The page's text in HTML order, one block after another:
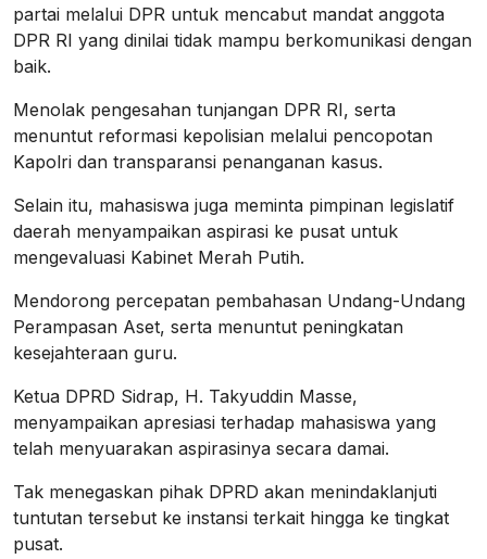
partai melalui DPR untuk mencabut mandat anggota
DPR RI yang dinilai tidak mampu berkomunikasi dengan
baik.
Menolak pengesahan tunjangan DPR RI, serta
menuntut reformasi kepolisian melalui pencopotan
Kapolri dan transparansi penanganan kasus.
Selain itu, mahasiswa juga meminta pimpinan legislatif
daerah menyampaikan aspirasi ke pusat untuk
mengevaluasi Kabinet Merah Putih.
Mendorong percepatan pembahasan Undang-Undang
Perampasan Aset, serta menuntut peningkatan
kesejahteraan guru.
Ketua DPRD Sidrap, H. Takyuddin Masse,
menyampaikan apresiasi terhadap mahasiswa yang
telah menyuarakan aspirasinya secara damai.
Tak menegaskan pihak DPRD akan menindaklanjuti
tuntutan tersebut ke instansi terkait hingga ke tingkat
pusat.